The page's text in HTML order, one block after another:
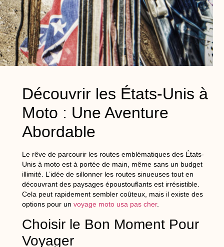
Découvrir les États-Unis à
Moto : Une Aventure
Abordable
Le rêve de parcourir les routes emblématiques des États-
Unis à moto est à portée de main, même sans un budget
illimité. L’idée de sillonner les routes sinueuses tout en
découvrant des paysages époustouflants est irrésistible.
Cela peut rapidement sembler coûteux, mais il existe des
options pour un voyage moto usa pas cher.
Choisir le Bon Moment Pour
Voyager